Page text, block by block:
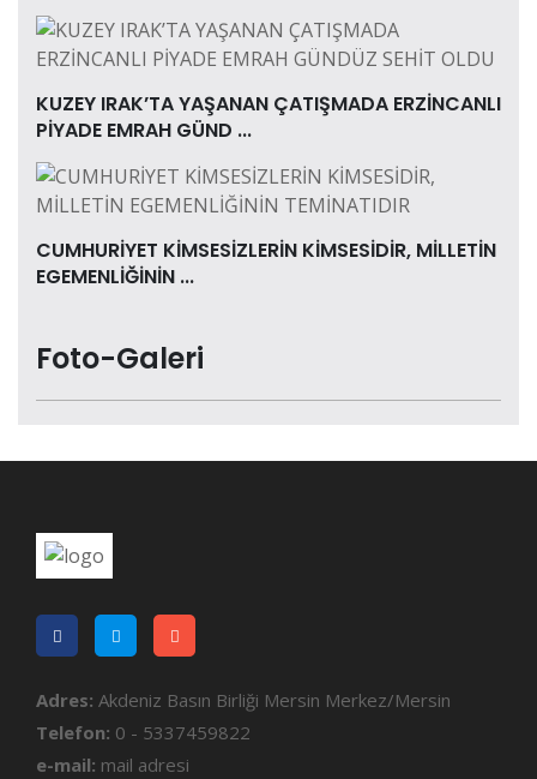
KUZEY IRAK’TA YAŞANAN ÇATIŞMADA ERZİNCANLI
PİYADE EMRAH GÜND ...
CUMHURİYET KİMSESİZLERİN KİMSESİDİR, MİLLETİN
EGEMENLİĞİNİN ...
Foto-Galeri
Adres: Akdeniz Basın Birliği Mersin Merkez/Mersin
Telefon: 0 - 5337459822
e-mail: mail adresi